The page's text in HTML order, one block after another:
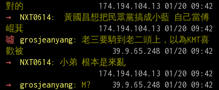
對的
→
NXT0614:  黃國昌想把民眾黨搞成小藍 自己當傅
崐萁
噓
grosjeanyang: 老三要騎到老二頭上，以為KMT喜
歡被
→
NXT0614: 小弟 根本是來亂
→
grosjeanyang: M?